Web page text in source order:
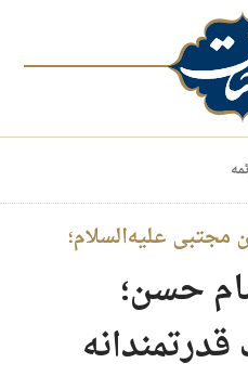
علیه‌السلام؛
حسن؛